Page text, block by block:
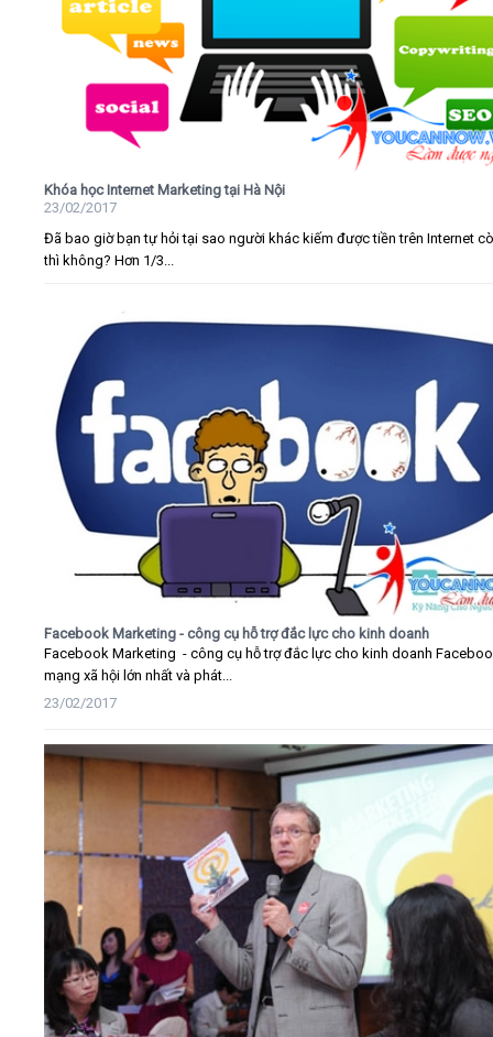
Khóa học Internet Marketing tại Hà Nội
23/02/2017
Đã bao giờ bạn tự hỏi tại sao người khác kiếm được tiền trên Internet
thì không? Hơn 1/3...
Facebook Marketing - công cụ hỗ trợ đắc lực cho kinh doanh
Facebook Marketing - công cụ hỗ trợ đắc lực cho kinh doanh
mạng xã hội lớn nhất và phát...
23/02/2017